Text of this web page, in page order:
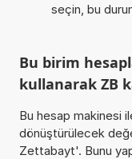
seçin, bu
Bu birim
kullanarak ZB
Bu hesap makinesi
dönüştürülecek
Zettabayt'. Bunu